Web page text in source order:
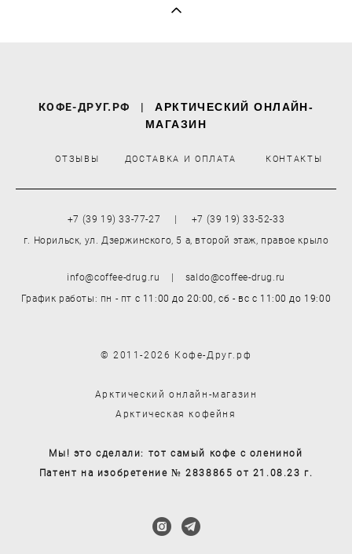
КОФЕ-ДРУГ.РФ |
АРКТИЧЕСКИЙ ОНЛАЙН-
МАГАЗИН
ОТЗЫВЫ ДОСТАВКА И ОПЛАТА КОНТАКТЫ
+7 (39 19) 33-77-27 | +7 (39 19) 33-52-33
г. Норильск, ул. Дзержинского, 5 а, второй этаж, правое крыло
info@coffee-drug.ru | saldo@coffee-drug.ru
График работы: пн - пт с 11:00 до 20:00,сб - вс с 11:00 до 19:00
© 2011-2026 Кофе-Друг.рф
Арктический онлайн-магазин
Арктическая кофейня
Мы! это сделали: тот самый кофе с олениной
Патент на изобретение № 2838865 от 21.08.23 г.